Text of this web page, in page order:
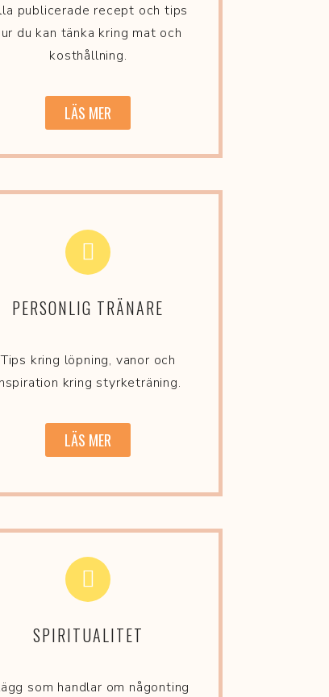
publicerade recept och tips
du kan tänka kring mat och
kosthållning.
LÄS MER
PERSONLIG TRÄNARE
Tips kring löpning, vanor och
kring styrketräning.
LÄS MER
SPIRITUALITET
som handlar om någonting